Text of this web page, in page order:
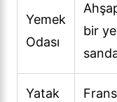
Yemek
Odası
bir
Yatak